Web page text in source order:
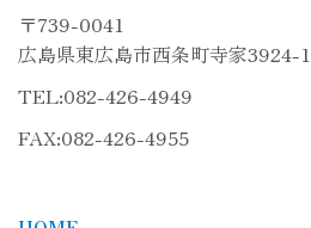
〒739-0041
広島県東広島市西条町寺家3924-1
TEL:082-426-4949
FAX:082-426-4955